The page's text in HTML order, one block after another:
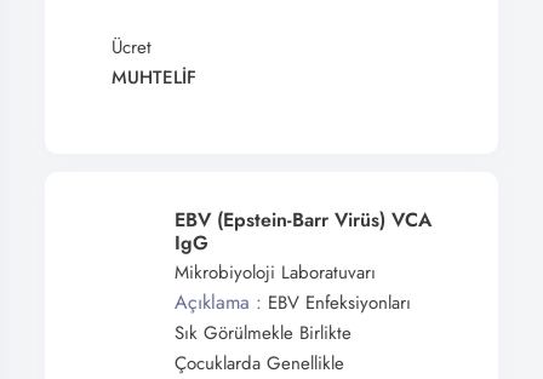
Ücret
MUHTELİF
EBV (Epstein-Barr Virüs) VCA
IgG
Mikrobiyoloji Laboratuvarı
Açıklama : EBV Enfeksiyonları
Sık Görülmekle Birlikte
Çocuklarda Genellikle